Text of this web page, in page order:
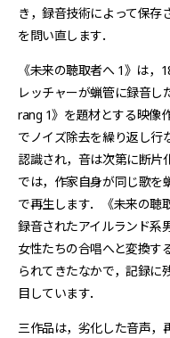
き，録音技術によって保存
を問い直します．
《未来の聴取者へ 1》は，
レッチャーが蝋管に録音し
rang 1》を題材とする映像
でノイズ除去を繰り返し行
認識され，音は次第に断片
では，作家自身が同じ歌を
で再生します．《未来の聴
録音されたアイルランド系
女性たちの合唱へと変換す
られてきたなかで，記録に
目しています．
三作品は，劣化した音声，